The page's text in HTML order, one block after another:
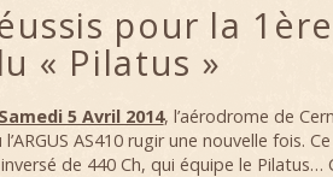
pour la
« Pilatus »
Samedi 5 Avril 2014, l’aérodrome de
AS410 rugir une nouvelle fois.
de 440 Ch, qui équipe le Pilatus…